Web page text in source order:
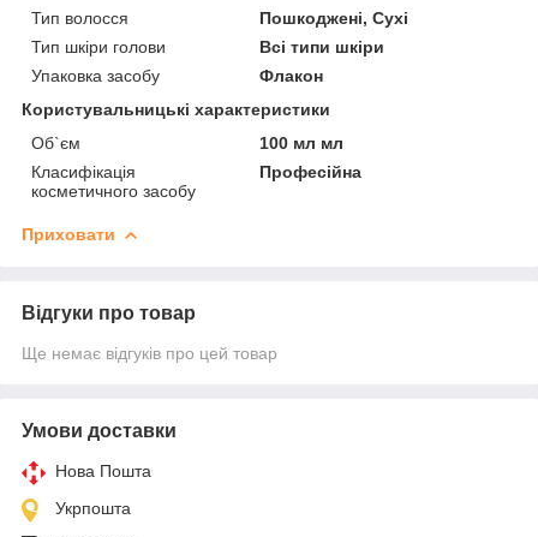
Тип волосся
Пошкоджені, Сухі
Тип шкіри голови
Всі типи шкіри
Упаковка засобу
Флакон
Користувальницькі характеристики
Об`єм
100 мл мл
Класифікація
косметичного засобу
Професійна
Приховати
Відгуки про товар
Ще немає відгуків про цей товар
Умови доставки
Нова Пошта
Укрпошта